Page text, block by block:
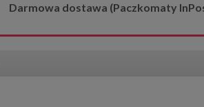
Darmowa dostawa (Paczkomaty